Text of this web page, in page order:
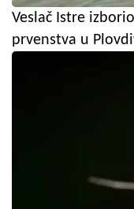
Veslač Istre
prvenstva u